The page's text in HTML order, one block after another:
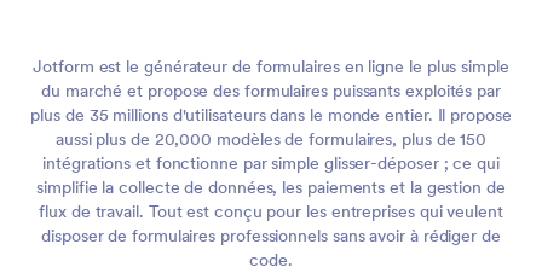
Jotform est le générateur de formulaires en ligne le plus simple
du marché et propose des formulaires puissants exploités par
plus de 35 millions d'utilisateurs dans le monde entier. Il propose
aussi plus de 20,000 modèles de formulaires, plus de 150
intégrations et fonctionne par simple glisser-déposer ; ce qui
simplifie la collecte de données, les paiements et la gestion de
flux de travail. Tout est conçu pour les entreprises qui veulent
disposer de formulaires professionnels sans avoir à rédiger de
code.